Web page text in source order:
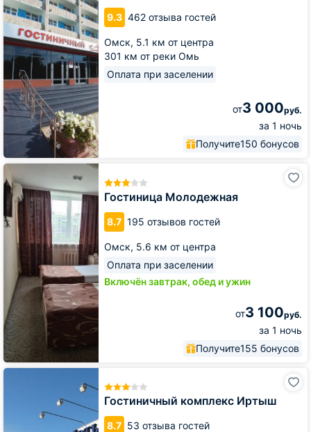
9.3 462 отзыва гостей
Омск, 5.1 км от центра
301 км от реки Омь
Оплата при заселении
от3 000руб.
за 1 ночь
Получите150 бонусов
Гостиница Молодежная
8.7 195 отзывов гостей
Омск, 5.6 км от центра
Оплата при заселении
Включён завтрак, обед и ужин
от3 100руб.
за 1 ночь
Получите155 бонусов
Гостиница
Молодежная
Гостиничный комплекс Иртыш
8.7 53 отзыва гостей
Гостиничный